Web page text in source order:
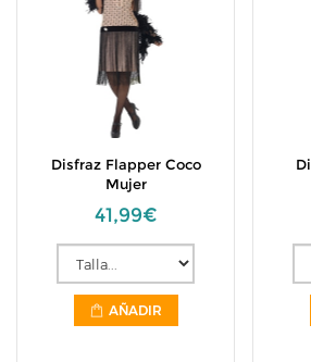
Disfraz Flapper Coco
Mujer
41,99€
AÑADIR